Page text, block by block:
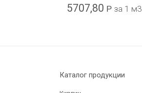
5707,80 Р за 1 м3
Каталог продукции